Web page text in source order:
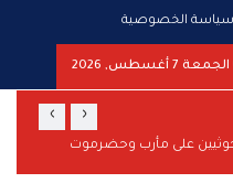
سياسة الخصوصية
الجمعة 7 أغسطس, 2026
على مأرب وحضرموت
‹
›